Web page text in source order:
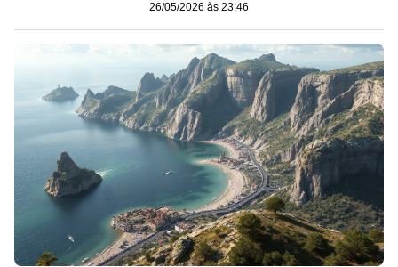
26/05/2026 às 23:46